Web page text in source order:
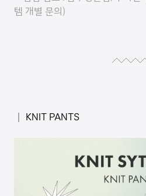
템 개별 문의)
│ KNIT PANTS